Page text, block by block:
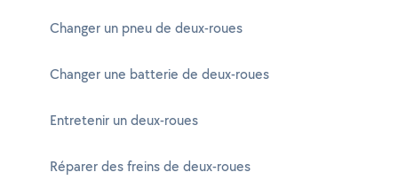
Changer un pneu de deux-roues
Changer une batterie de deux-roues
Entretenir un deux-roues
Réparer des freins de deux-roues